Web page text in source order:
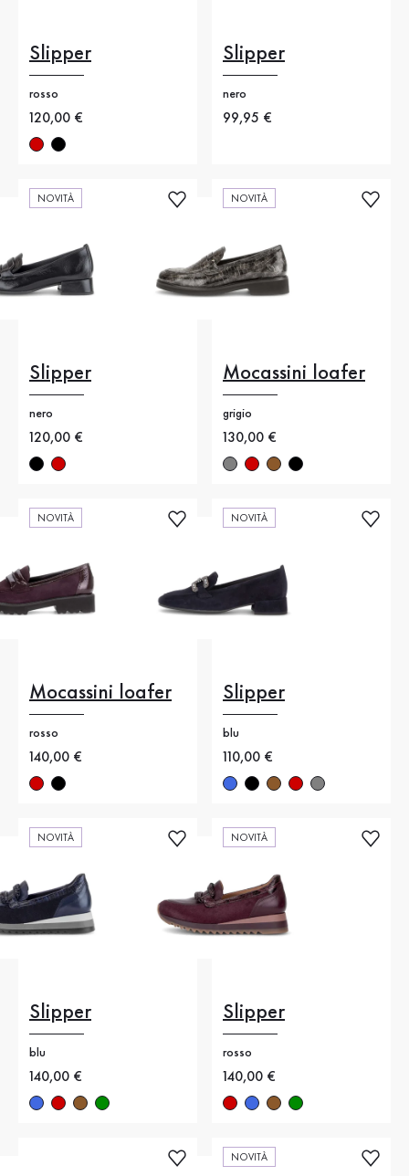
Slipper
rosso
Nuovo prezzo
120,00 €
Slipper
nero
Nuovo prezzo
99,95 €
NOVITÀ
Slipper
nero
Nuovo prezzo
120,00 €
NOVITÀ
Mocassini loafer
grigio
Nuovo prezzo
130,00 €
NOVITÀ
Mocassini loafer
rosso
Nuovo prezzo
140,00 €
NOVITÀ
Slipper
blu
Nuovo prezzo
110,00 €
NOVITÀ
Slipper
blu
Nuovo prezzo
140,00 €
NOVITÀ
Slipper
rosso
Nuovo prezzo
140,00 €
NOVITÀ